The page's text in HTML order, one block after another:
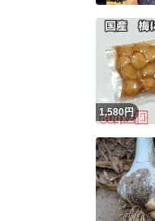
1,580円